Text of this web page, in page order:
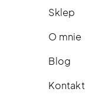
Sklep
O mnie
Blog
Kontakt